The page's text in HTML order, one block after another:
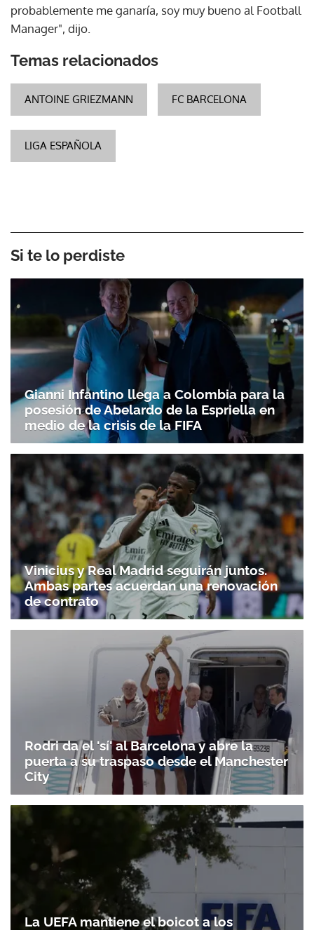
probablemente me ganaría, soy muy bueno al Football
Manager", dijo.
Temas relacionados
ANTOINE GRIEZMANN FC BARCELONA
LIGA ESPAÑOLA
Si te lo perdiste
Gianni Infantino llega a Colombia para la
posesión de Abelardo de la Espriella en
medio de la crisis de la FIFA
Vinicius y Real Madrid seguirán juntos.
Ambas partes acuerdan una renovación
de contrato
Rodri da el 'sí' al Barcelona y abre la
puerta a su traspaso desde el Manchester
City
La UEFA mantiene el boicot a los